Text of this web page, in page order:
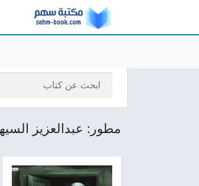
مطور: عبدالعزيز